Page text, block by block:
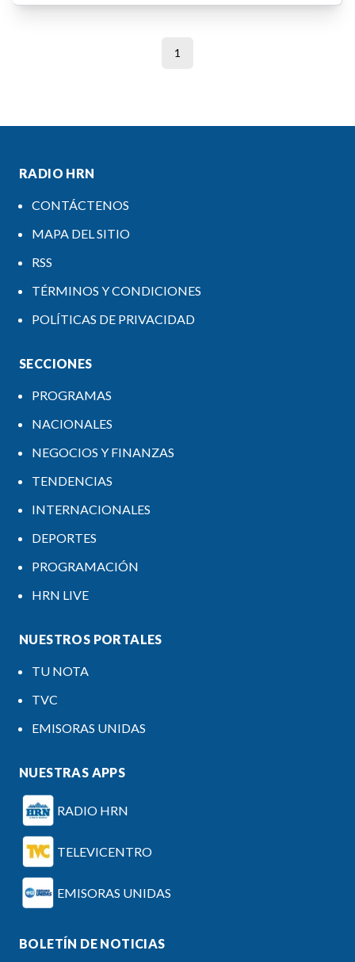
1
RADIO HRN
CONTÁCTENOS
MAPA DEL SITIO
RSS
TÉRMINOS Y CONDICIONES
POLÍTICAS DE PRIVACIDAD
SECCIONES
PROGRAMAS
NACIONALES
NEGOCIOS Y FINANZAS
TENDENCIAS
INTERNACIONALES
DEPORTES
PROGRAMACIÓN
HRN LIVE
NUESTROS PORTALES
TU NOTA
TVC
EMISORAS UNIDAS
NUESTRAS APPS
RADIO HRN
TELEVICENTRO
EMISORAS UNIDAS
BOLETÍN DE NOTICIAS